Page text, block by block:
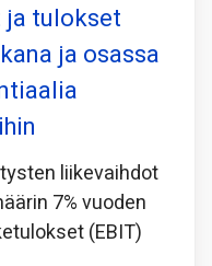
tulokset
ja osassa
liikevaihdot
7% vuoden
(EBIT)